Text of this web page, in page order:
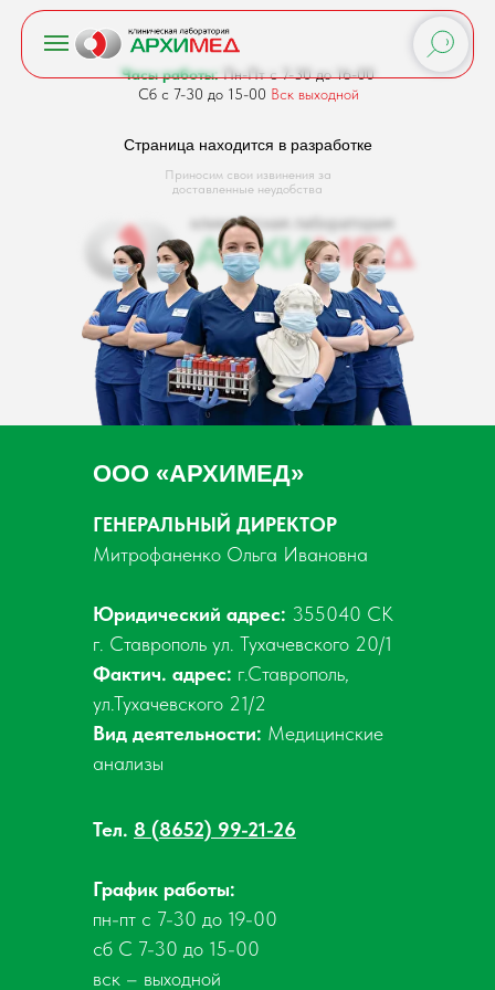
Часы работы:Пн-Пт с 7-30 до 16-00
Сб с 7-30 до 15-00 Вск выходной
Страница находится в разработке
Приносим свои извинения за
доставленные неудобства
ГЕНЕРАЛЬНЫЙ ДИРЕКТОР
Митрофаненко Ольга Ивановна
Юридический адрес: 355040 СК
г. Ставрополь ул. Тухачевского 20/1
Фактич. адрес: г.Ставрополь,
ул.Тухачевского 21/2
Вид деятельности: Медицинские
анализы
Тел. 8 (8652) 99-21-26
График работы:
пн-пт с 7-30 до 19-00
сб С 7-30 до 15-00
вск – выходной
ООО «АРХИМЕД»